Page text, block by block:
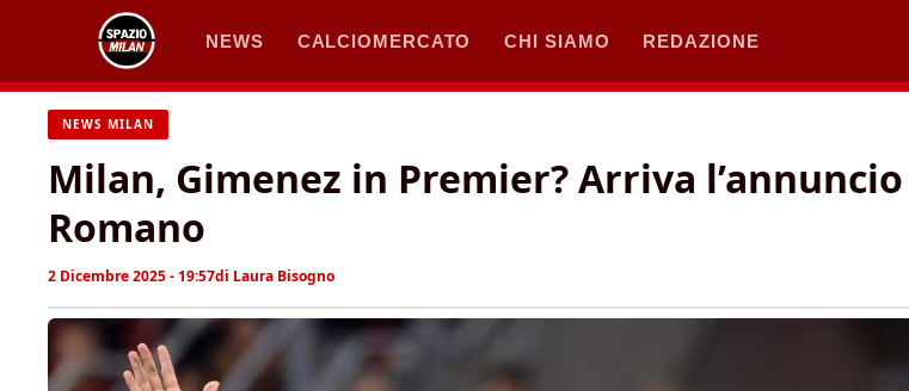
contenuto
NEWS CALCIOMERCATO CHI SIAMO REDAZIONE
NEWS MILAN
Milan, Gimenez in Premier? Arriva
Romano
2 Dicembre 2025 - 19:57di Laura Bisogno